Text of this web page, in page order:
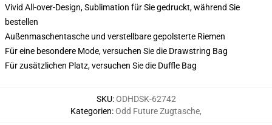
Vivid All-over-Design, Sublimation für Sie gedruckt, während Sie
bestellen
Außenmaschentasche und verstellbare gepolsterte Riemen
Für eine besondere Mode, versuchen Sie die Drawstring Bag
Für zusätzlichen Platz, versuchen Sie die Duffle Bag
SKU:ODHDSK-62742
Kategorien:Odd Future Zugtasche,